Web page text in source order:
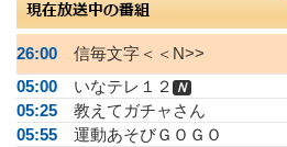
26:00
信毎文字＜＜N>>
05:00
いなテレ１２ Ｎ
05:25
教えてガチャさん
05:55
運動あそびＧＯＧＯ